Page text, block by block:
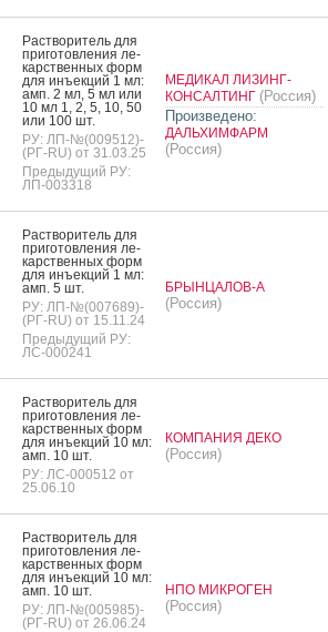
Рас­тво­ритель для
при­готов­ле­ния ле­
карс­твен­ных форм
для инъ­ек­ций 1 мл:
амп. 2 мл, 5 мл или
10 мл 1, 2, 5, 10, 50
или 100 шт.
РУ: ЛП-№(009512)-
(РГ-RU) от 31.03.25
Предыдущий РУ:
ЛП-003318
МЕДИКАЛ ЛИЗИНГ-
КОНСАЛТИНГ (Россия)
Произведено:
ДАЛЬХИМФАРМ
(Россия)
Рас­тво­ритель для
при­готов­ле­ния ле­
карс­твен­ных форм
для инъ­ек­ций 1 мл:
амп. 5 шт.
РУ: ЛП-№(007689)-
(РГ-RU) от 15.11.24
Предыдущий РУ:
ЛС-000241
БРЫНЦАЛОВ-А
(Россия)
Рас­тво­ритель для
при­готов­ле­ния ле­
карс­твен­ных форм
для инъ­ек­ций 10 мл:
амп. 10 шт.
РУ: ЛС-000512 от
25.06.10
КОМПАНИЯ ДЕКО
(Россия)
Рас­тво­ритель для
при­готов­ле­ния ле­
карс­твен­ных форм
для инъ­ек­ций 10 мл:
амп. 10 шт.
РУ: ЛП-№(005985)-
(РГ-RU) от 26.06.24
НПО МИКРОГЕН
(Россия)